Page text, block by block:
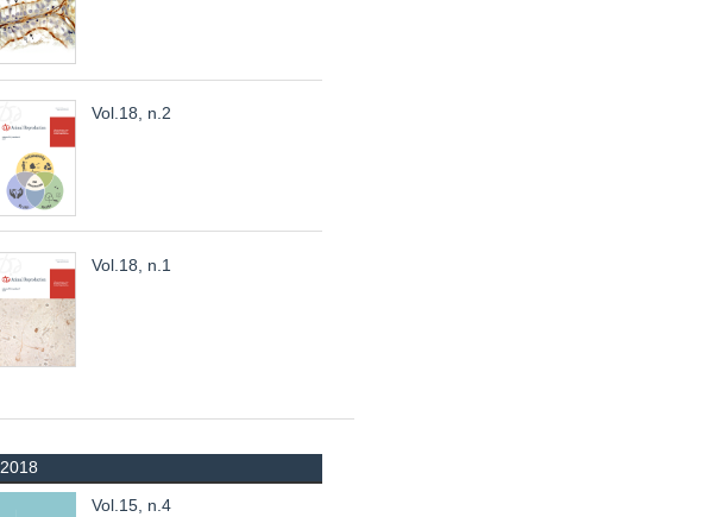
Vol.18, n.2
Vol.18, n.1
2018
Vol.15, n.4